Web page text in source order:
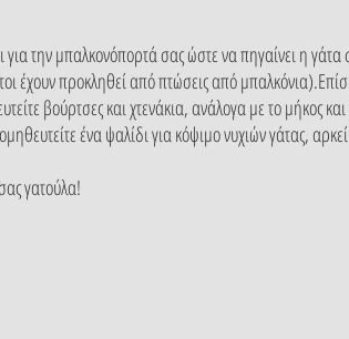
την μπαλκονόπορτά σας ώστε να πηγαίνει η γάτα
έχουν προκληθεί από πτώσεις από
βούρτσες και χτενάκια, ανάλογα με το μήκος και
ένα ψαλίδι για κόψιμο νυχιών γάτας,
γατούλα!